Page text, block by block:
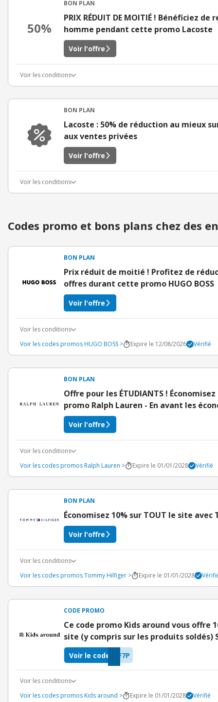
50%
BON PLAN
PRIX RÉDUIT DE MOITIÉ ! Bénéficiez
homme pendant cette promo Lacoste
Voir l'offre
Voir les conditions
BON PLAN
Lacoste : 50% de réduction au mieux
aux ventes privées
Voir l'offre
Voir les conditions
Codes promo et bons plans chez des
BON PLAN
Prix réduit de moitié ! Profitez de
offres durant cette promo HUGO BOSS
Voir l'offre
Voir les conditions
Voir les codes promos HUGO BOSS >
Expire le 12/08/2026 Vérifié
BON PLAN
Offre pour les ÉTUDIANTS !
promo Ralph Lauren - En avant les
Voir l'offre
Voir les conditions
Voir les codes promos Ralph Lauren >
Expire le 01/01/2028 Vérifié
BON PLAN
Économisez 10% sur TOUT le site
Voir l'offre
Voir les conditions
Voir les codes promos Tommy Hilfiger >
Expire le 01/01/2028
CODE PROMO
Ce code promo Kids around vous offre
site (y compris sur les produits soldés)
F7P
Voir le code
Voir les conditions
Voir les codes promos Kids around >
Expire le 01/01/2028 Vérifié